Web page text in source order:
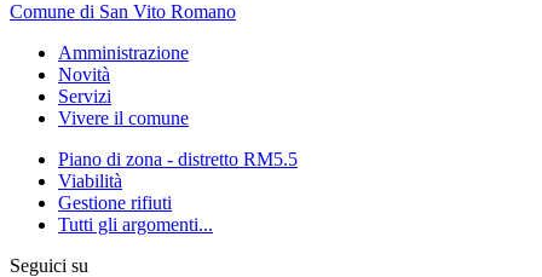
Comune di San Vito Romano
Amministrazione
Novità
Servizi
Vivere il comune
Piano di zona - distretto RM5.5
Viabilità
Gestione rifiuti
Tutti gli argomenti...
Seguici su